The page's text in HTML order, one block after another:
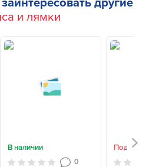
и лямки
В наличии
0
Под